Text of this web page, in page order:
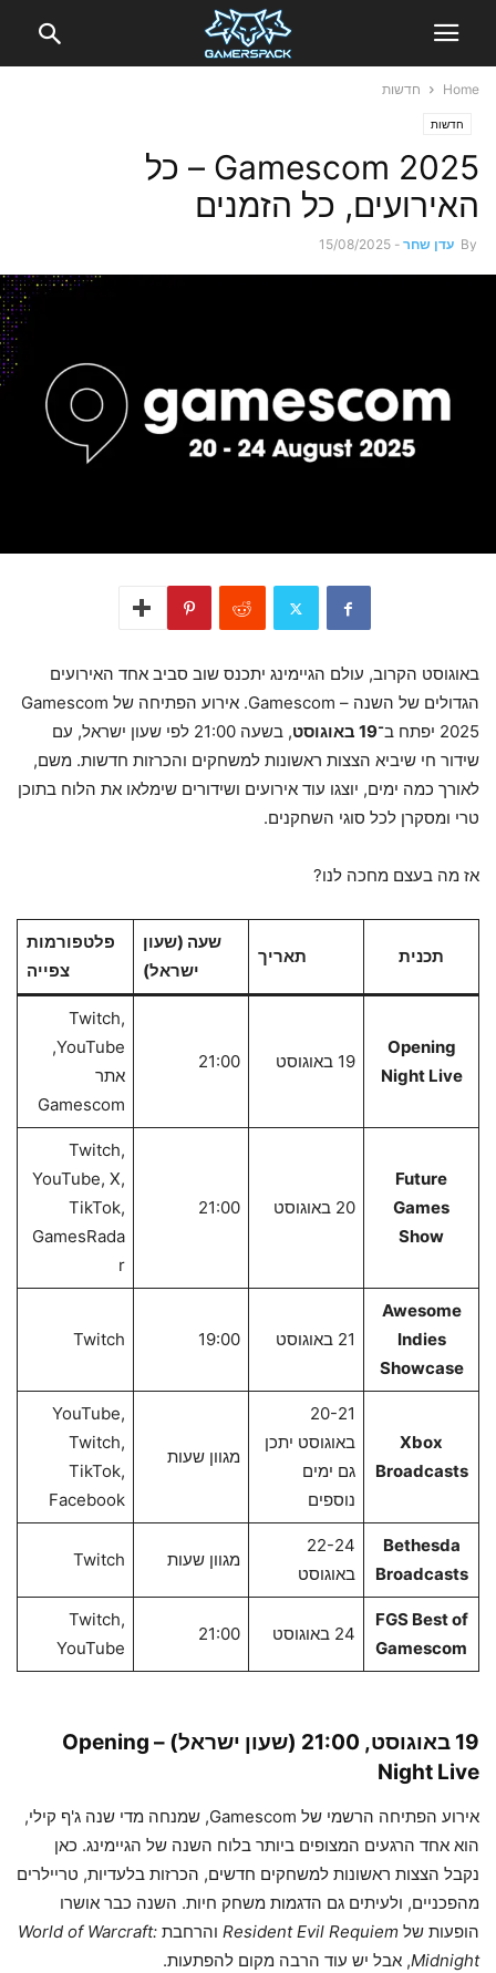
Home חדשות
חדשות
Gamescom 2025 – כל
האירועים, כל הזמנים
By עדן שחר -
15/08/2025
באוגוסט הקרוב, עולם הגיימינג יתכנס שוב סביב אחד האירועים
הגדולים של השנה – Gamescom. אירוע הפתיחה של Gamescom
2025 יפתח ב־
19 באוגוסט
, בשעה 21:00 לפי שעון ישראל, עם
שידור חי שיביא הצצות ראשונות למשחקים והכרזות חדשות. משם,
לאורך כמה ימים, יוצגו עוד אירועים ושידורים שימלאו את הלוח בתוכן
טרי ומסקרן לכל סוגי השחקנים.
אז מה בעצם מחכה לנו?
תכנית תאריך
שעה (שעון
ישראל)
פלטפורמות
צפייה
Opening
Night Live
19 באוגוסט 21:00
Twitch,
YouTube,
אתר
Gamescom
Future
Games
Show
20 באוגוסט 21:00
Twitch,
YouTube, X,
TikTok,
GamesRada
r
Awesome
Indies
Showcase
21 באוגוסט 19:00
Twitch
Xbox
Broadcasts
20-21
באוגוסט יתכן
גם ימים
נוספים
מגוון שעות
YouTube,
Twitch,
TikTok,
Facebook
Bethesda
Broadcasts
22-24
באוגוסט
מגוון שעות Twitch
FGS Best of
Gamescom
24 באוגוסט 21:00
Twitch,
YouTube
19 באוגוסט, 21:00 (שעון ישראל) –
Opening
Night Live
אירוע הפתיחה הרשמי של Gamescom, שמנחה מדי שנה ג'ף קילי,
הוא אחד הרגעים המצופים ביותר בלוח השנה של הגיימינג. כאן
נקבל הצצות ראשונות למשחקים חדשים, הכרזות בלעדיות, טריילרים
מהפכניים, ולעיתים גם הדגמות משחק חיות. השנה כבר אושרו
הופעות של Resident Evil Requiem והרחבת World of Warcraft:
Midnight, אבל יש עוד הרבה מקום להפתעות.